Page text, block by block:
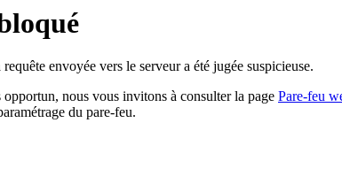
envoyée vers le serveur a été jugée suspicieuse.
nous vous invitons à consulter la page Pare-feu
du pare-feu.